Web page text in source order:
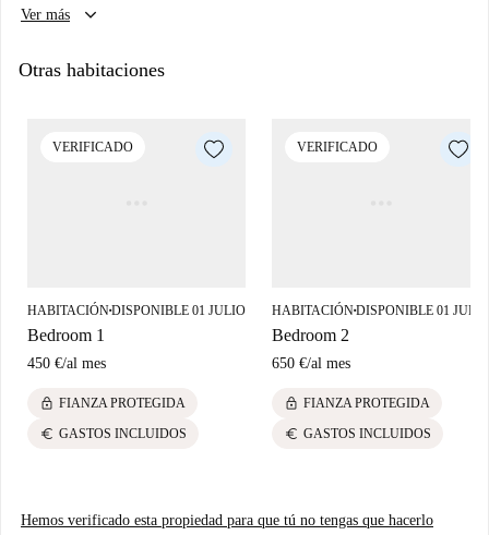
Ver más
keyboard_arrow_down
Otras habitaciones
VERIFICADO
HABITACIÓN■DISPONIBLE 01 JULIO
Bedroom 1
450 €/al mes
lock FIANZA PROTEGIDA
euro GASTOS INCLUIDOS
VERIFICADO
HABITACIÓN■DISPONIBLE 01 JULIO
Bedroom 2
650 €/al mes
lock FIANZA PROTEGIDA
euro GASTOS INCLUIDOS
Hemos verificado esta propiedad para que tú no tengas que hacerlo